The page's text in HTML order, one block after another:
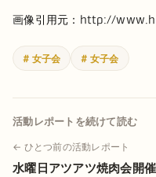
画像引用元：http://
# 女子会 # 女子会
活動レポートを続けて読む
← ひとつ前の活動レポート
水曜日アツアツ焼肉会開